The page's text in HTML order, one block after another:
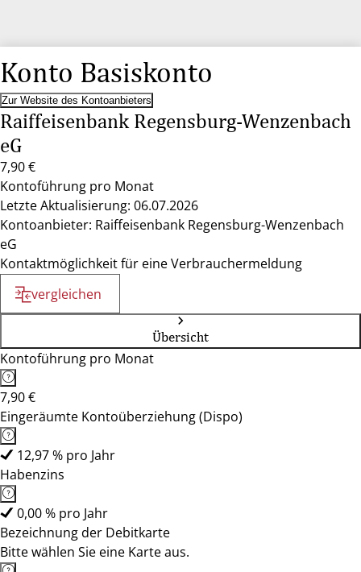
Konto Basiskonto
Zur Website des Kontoanbieters
Raiffeisenbank Regensburg-Wenzenbach
eG
7,90 €
Kontoführung pro Monat
Letzte Aktualisierung: 06.07.2026
Kontoanbieter: Raiffeisenbank Regensburg-Wenzenbach
eG
Kontaktmöglichkeit für eine Verbrauchermeldung
vergleichen
Übersicht
Kontoführung pro Monat
7,90 €
Eingeräumte Kontoüberziehung (Dispo)
12,97 % pro Jahr
Habenzins
0,00 % pro Jahr
Bezeichnung der Debitkarte
Bitte wählen Sie eine Karte aus.